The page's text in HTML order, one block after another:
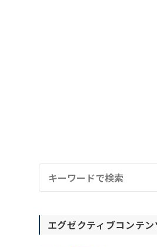
エグゼクティブコンテン